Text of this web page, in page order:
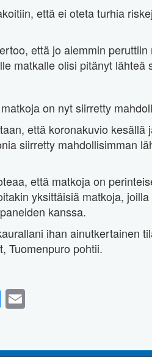
että ei oteta turhia
että jo aiemmin
matkalle olisi pitänyt lähteä
on nyt siirretty
että koronakuvio
siirretty mahdollisimman
että matkoja on
yksittäisiä matkoja,
kanssa.
ihan ainutkertainen
Tuomenpuro pohtii.
Messenger